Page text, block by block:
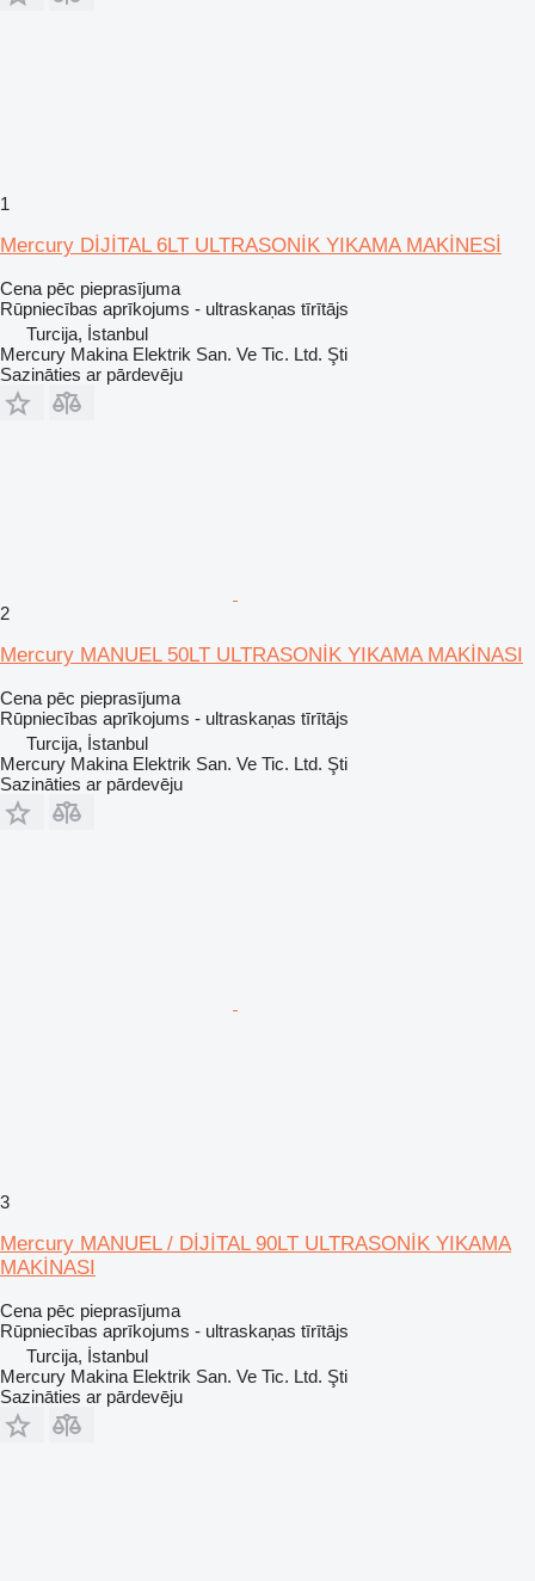
1
Mercury DİJİTAL 6LT ULTRASONİK YIKAMA MAKİNESİ
Cena pēc pieprasījuma
Rūpniecības aprīkojums - ultraskaņas tīrītājs
Turcija, İstanbul
Mercury Makina Elektrik San. Ve Tic. Ltd. Şti
Sazināties ar pārdevēju
2
Mercury MANUEL 50LT ULTRASONİK YIKAMA MAKİNASI
Cena pēc pieprasījuma
Rūpniecības aprīkojums - ultraskaņas tīrītājs
Turcija, İstanbul
Mercury Makina Elektrik San. Ve Tic. Ltd. Şti
Sazināties ar pārdevēju
3
Mercury MANUEL / DİJİTAL 90LT ULTRASONİK YIKAMA
MAKİNASI
Cena pēc pieprasījuma
Rūpniecības aprīkojums - ultraskaņas tīrītājs
Turcija, İstanbul
Mercury Makina Elektrik San. Ve Tic. Ltd. Şti
Sazināties ar pārdevēju